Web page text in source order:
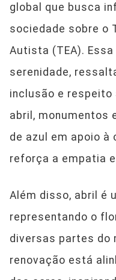
global que busca
sociedade sobre o
Autista (TEA).
serenidade,
inclusão e respeito
abril, monumentos
de azul em apoio à
reforça a empatia
Além disso, abril é
representando o
diversas partes do
renovação está